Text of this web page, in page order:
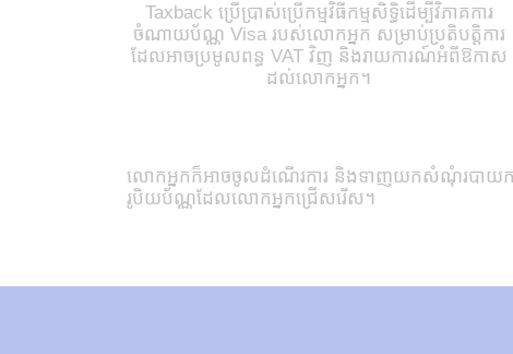
Taxback ប្រើប្រាស់ប្រើកម្មវិធីកម្មសិទ្ធិដើម្បីវិភាគការ
ចំណាយប័ណ្ណ Visa របស់លោកអ្នក សម្រាប់ប្រតិបត្តិការ
ដែលអាចប្រមូលពន្ធ VAT វិញ និងរាយការណ៍អំពីឱកាស
ដល់លោកអ្នក។
លោកអ្នកក៏អាចចូលដំណើរការ និងទាញយកសំណុំរបាយក
រូបិយប័ណ្ណដែលលោកអ្នកជ្រើសរើស។